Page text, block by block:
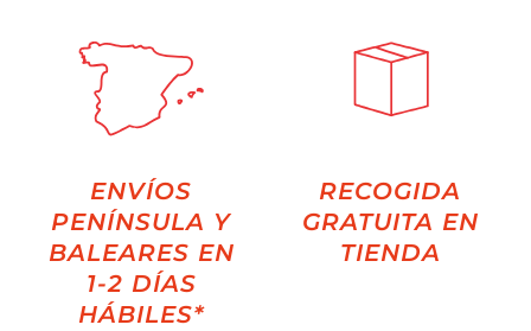
ENVÍOS
PENÍNSULA Y
BALEARES EN
1-2 DÍAS
HÁBILES*
RECOGIDA
GRATUITA EN
TIENDA